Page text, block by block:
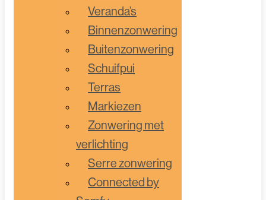
Veranda’s
Binnenzonwering
Buitenzonwering
Schuifpui
Terras
Markiezen
Zonwering met
verlichting
Serre zonwering
Connected by